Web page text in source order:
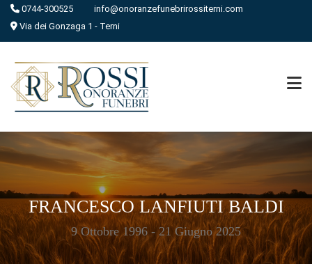
0744-300525
info@onoranzefunebrirossiterni.com
Via dei Gonzaga 1 - Terni
FRANCESCO LANFIUTI BALDI
9 Ottobre 1996 - 21 Giugno 2025